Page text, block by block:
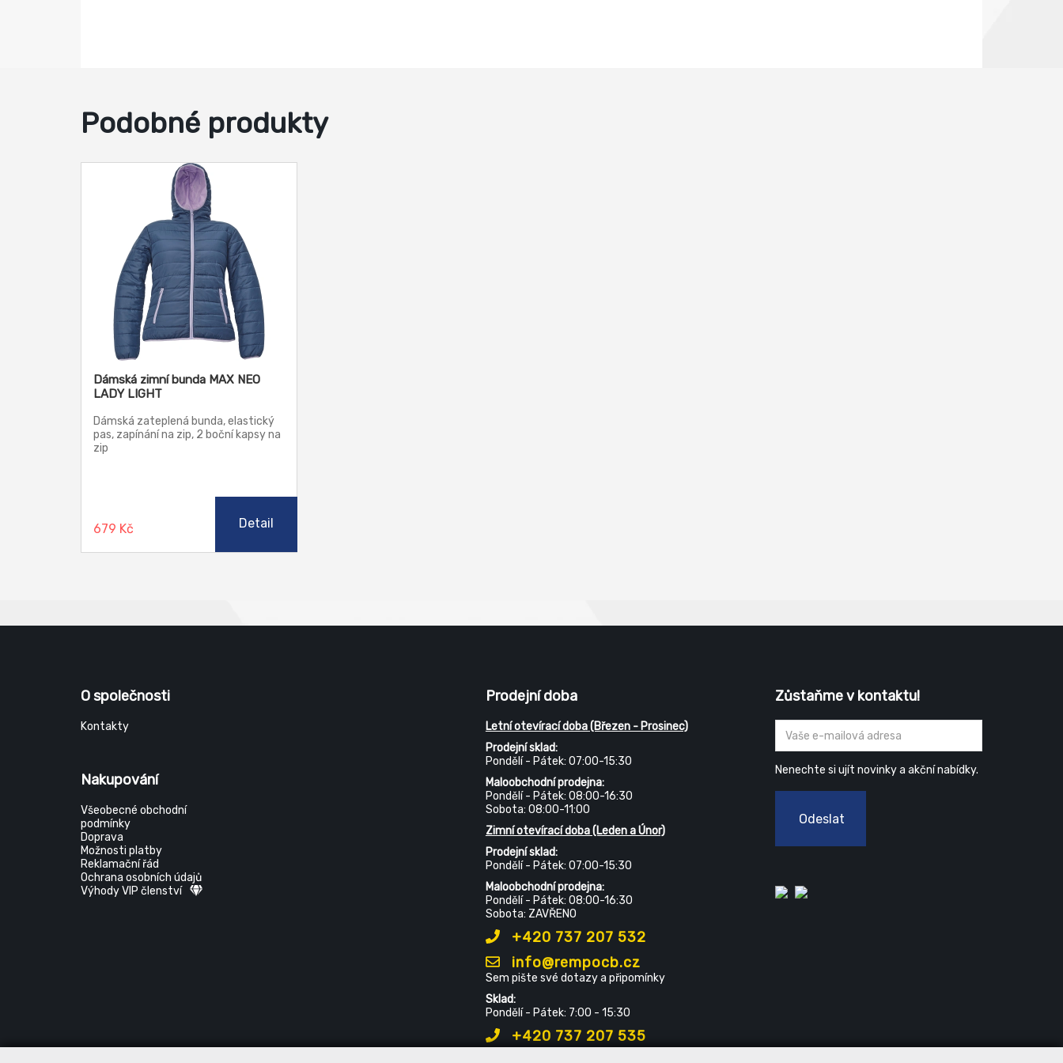
Podobné produkty
Dámská zimní bunda MAX NEO
LADY LIGHT
Dámská zateplená bunda, elastický
pas, zapínání na zip, 2 boční kapsy na
zip
679 Kč Detail
O společnosti
Kontakty
Nakupování
Všeobecné obchodní
podmínky
Doprava
Možnosti platby
Reklamační řád
Ochrana osobních údajů
Výhody VIP členství
Prodejní doba
Letní otevírací doba (Březen - Prosinec)
Prodejní sklad:
Pondělí - Pátek: 07:00-15:30
Maloobchodní prodejna:
Pondělí - Pátek: 08:00-16:30
Sobota: 08:00-11:00
Zimní otevírací doba (Leden a Únor)
Prodejní sklad:
Pondělí - Pátek: 07:00-15:30
Maloobchodní prodejna:
Pondělí - Pátek: 08:00-16:30
Sobota: ZAVŘENO
+420 737 207 532
info@rempocb.cz
Sem pište své dotazy a připomínky
Sklad:
Pondělí - Pátek: 7:00 - 15:30
+420 737 207 535
Zůstaňme v kontaktu!
Nenechte si ujít novinky a akční nabídky.
Odeslat